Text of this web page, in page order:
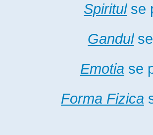
Spiritulse
Gandulse
Emotia se
Forma Fizica